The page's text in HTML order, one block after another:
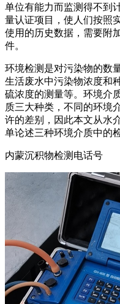
单位有能力而监测得不到
量认证项目，使人们按照
使用的历史数据，需要附
件。
环境检测是对污染物的数
生活废水中污染物浓度和
硫浓度的测量等。环境介
质三大种类，不同的环境
许的差别，因此本文从水
单论述三种环境介质中的
内蒙沉积物检测电话号